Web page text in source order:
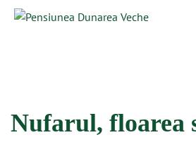
Nufarul, floarea